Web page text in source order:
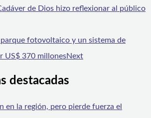
de Dios hizo reflexionar al público
fotovoltaico y un sistema de
US$ 370 millonesNext
destacadas